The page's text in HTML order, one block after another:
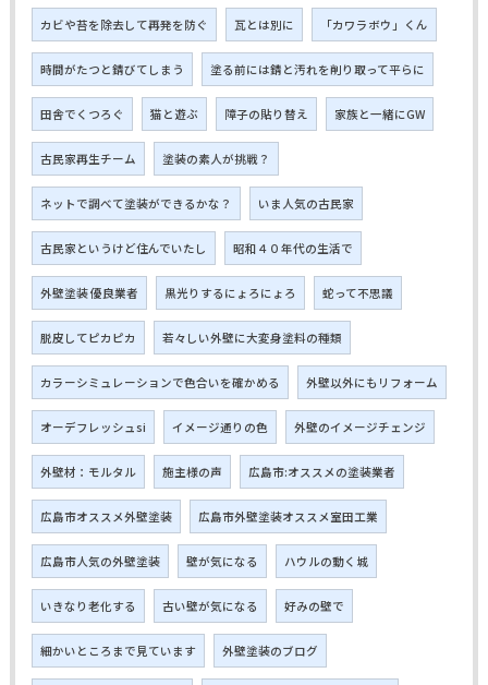
カビや苔を除去して再発を防ぐ 瓦とは別に 「カワラボウ」くん
時間がたつと錆びてしまう 塗る前には錆と汚れを削り取って平らに
田舎でくつろぐ 猫と遊ぶ 障子の貼り替え 家族と一緒にGW
古民家再生チーム 塗装の素人が挑戦？
ネットで調べて塗装ができるかな？ いま人気の古民家
古民家というけど住んでいたし 昭和４０年代の生活で
外壁塗装 優良業者 黒光りするにょろにょろ 蛇って不思議
脱皮してピカピカ 若々しい外壁に大変身塗料の種類
カラーシミュレーションで色合いを確かめる 外壁以外にもリフォーム
オーデフレッシュsi イメージ通りの色 外壁のイメージチェンジ
外壁材：モルタル 施主様の声 広島市:オススメの塗装業者
広島市オススメ外壁塗装 広島市外壁塗装オススメ室田工業
広島市人気の外壁塗装 壁が気になる ハウルの動く城
いきなり老化する 古い壁が気になる 好みの壁で
細かいところまで見ています 外壁塗装のブログ